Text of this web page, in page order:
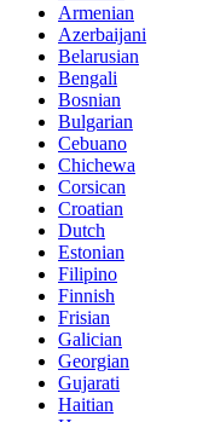
Armenian
Azerbaijani
Belarusian
Bengali
Bosnian
Bulgarian
Cebuano
Chichewa
Corsican
Croatian
Dutch
Estonian
Filipino
Finnish
Frisian
Galician
Georgian
Gujarati
Haitian